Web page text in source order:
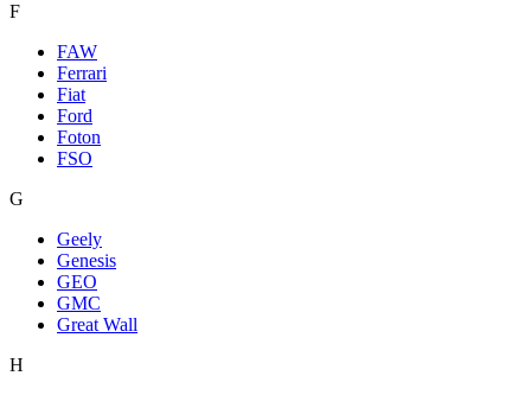
F
FAW
Ferrari
Fiat
Ford
Foton
FSO
G
Geely
Genesis
GEO
GMC
Great Wall
H